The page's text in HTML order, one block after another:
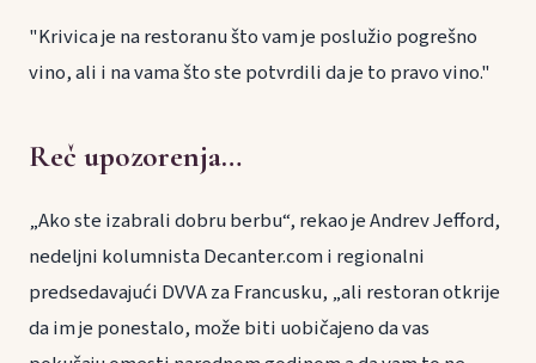
"Krivica je na restoranu što vam je poslužio pogrešno
vino, ali i na vama što ste potvrdili da je to pravo vino."
Reč upozorenja…
„Ako ste izabrali dobru berbu“, rekao je Andrev Jefford,
nedeljni kolumnista Decanter.com i regionalni
predsedavajući DVVA za Francusku, „ali restoran otkrije
da im je ponestalo, može biti uobičajeno da vas